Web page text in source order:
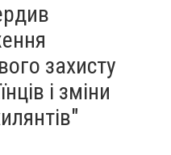
захисту
і зміни